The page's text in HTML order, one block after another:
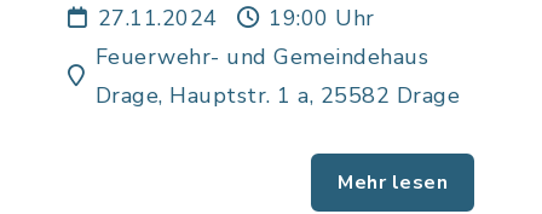
27.11.2024
19:00 Uhr
Feuerwehr- und Gemeindehaus
Drage, Hauptstr. 1 a, 25582 Drage
Mehr lesen